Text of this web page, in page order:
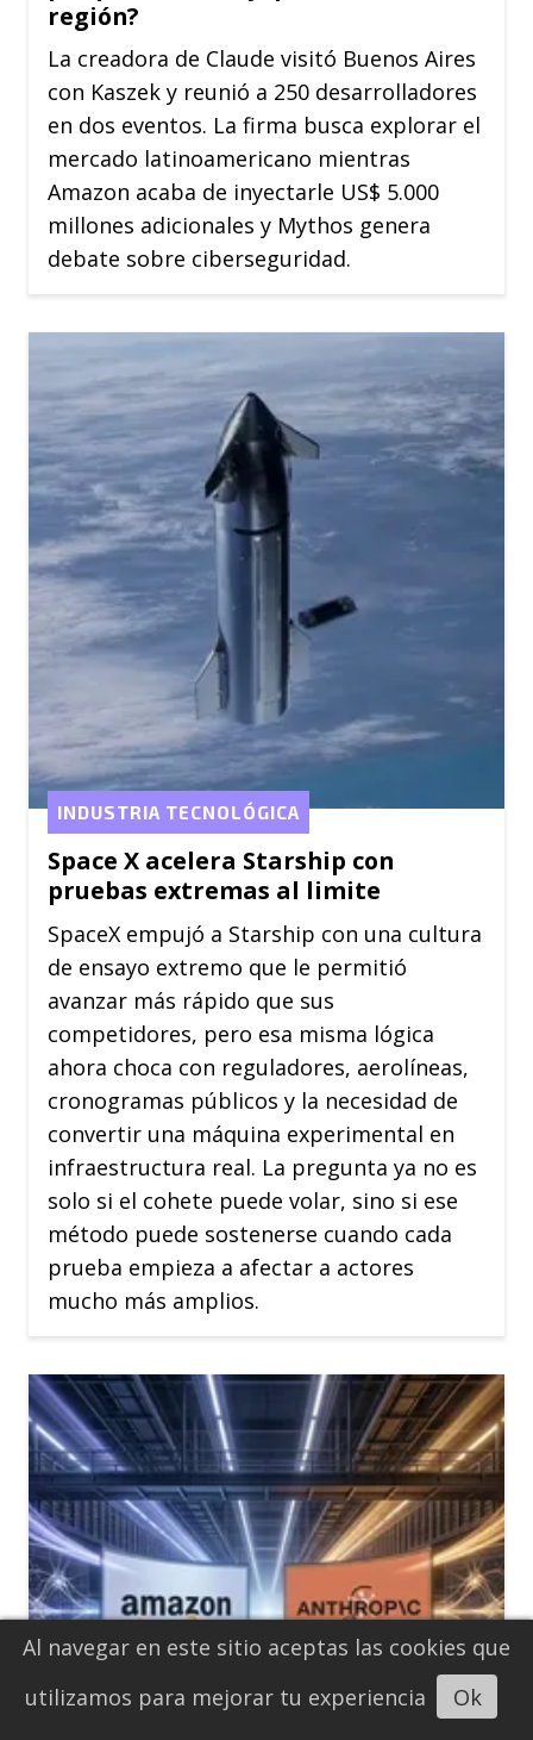
región?
La creadora de Claude visitó Buenos Aires
con Kaszek y reunió a 250 desarrolladores
en dos eventos. La firma busca explorar el
mercado latinoamericano mientras
Amazon acaba de inyectarle US$ 5.000
millones adicionales y Mythos genera
debate sobre ciberseguridad.
Space X acelera Starship con
pruebas extremas al limite
INDUSTRIA TECNOLÓGICA
SpaceX empujó a Starship con una cultura
de ensayo extremo que le permitió
avanzar más rápido que sus
competidores, pero esa misma lógica
ahora choca con reguladores, aerolíneas,
cronogramas públicos y la necesidad de
convertir una máquina experimental en
infraestructura real. La pregunta ya no es
solo si el cohete puede volar, sino si ese
método puede sostenerse cuando cada
prueba empieza a afectar a actores
mucho más amplios.
Al navegar en este sitio aceptas las cookies que
utilizamos para mejorar tu experiencia
Ok
Escuchar artículo